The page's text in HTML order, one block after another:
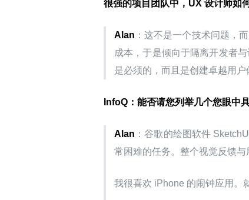
很强的项目团队中，UX 设计师如
Alan ：这不是一个技术问题，
成本，于是倾向于隔离开发者
是必须的，而且是创建卓越用户
InfoQ ：能否请您列举几个您眼中
Alan ：谷歌的绘图软件
常困难的任务。整个视觉反馈与
我很喜欢 iPhone 的闹钟应用。